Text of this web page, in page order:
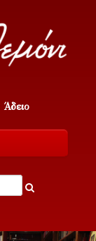
Άδειο